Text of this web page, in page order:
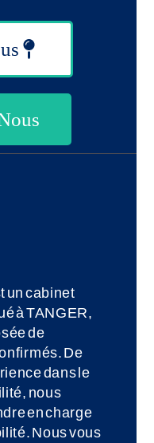
un cabinet
à TANGER,
de
De
dans le
nous
en charge
Nous vous